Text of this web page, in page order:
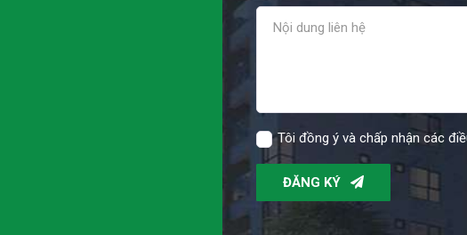
Tôi đồng ý và chấp nhận các
ĐĂNG KÝ